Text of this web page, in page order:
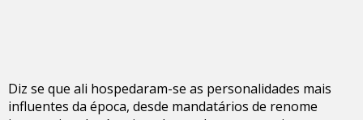
Diz se que ali hospedaram-se as personalidades mais
influentes da época, desde mandatários de renome